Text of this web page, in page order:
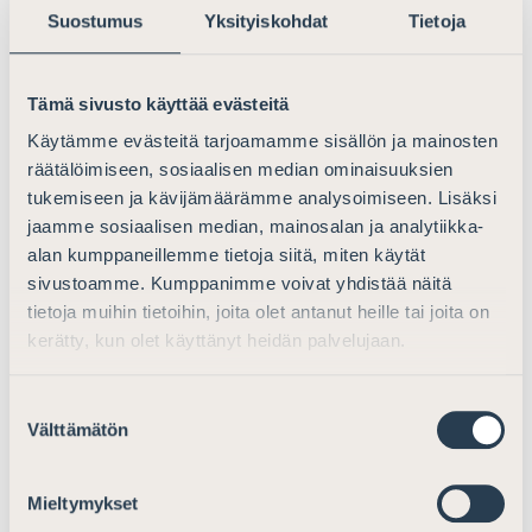
Suostumus Yksityiskohdat Tietoja
Tämä sivusto käyttää evästeitä
Käytämme evästeitä tarjoamamme sisällön ja mainosten
räätälöimiseen, sosiaalisen median ominaisuuksien
tukemiseen ja kävijämäärämme analysoimiseen. Lisäksi
jaamme sosiaalisen median, mainosalan ja analytiikka-
alan kumppaneillemme tietoja siitä, miten käytät
sivustoamme. Kumppanimme voivat yhdistää näitä
tietoja muihin tietoihin, joita olet antanut heille tai joita on
kerätty, kun olet käyttänyt heidän palvelujaan.
valinta
Välttämätön
Mieltymykset
voimassa olevan lain tavoin irtisanoa työntekijän
henkilöön liittyvien työntekoedellytysten muuttumisen
on mainittu, että ehdotetuilla muutoksilla ei ole
tarkoitettu muuttaa nykyistä oikeustilaa siltä osin kuin
työsopimus voidaan irtisanoa sairauden, vamman tai
tapaturman vuoksi vähentyneen työkyvyn perusteella.
Säännöskohtaisissa perusteluissa kuvataan myös muita
kuin sairaudesta, vammasta ja tapaturmasta johtuvia
työntekoedellytysten muuttumisen tilanteita, mutta ei
nimenomaisesti oteta kantaa, onko myös näiden muiden
tilanteiden osalta tarkoitettu säilyttää nykyinen
säännöskohtaisia perusteluita tulisi täydentää tältä osin.
soveltuisi jatkossa vain tilanteisiin, joissa työsopimus
irtisanotaan työntekoedellytysten muuttumisen vuoksi.